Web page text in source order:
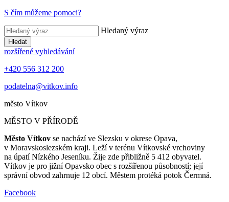
S čím můžeme pomoci?
Hledaný výraz
Hledat
rozšířené vyhledávání
+420 556 312 200
podatelna@vitkov.info
město Vítkov
MĚSTO V PŘÍRODĚ
Město Vítkov se nachází ve Slezsku v okrese Opava,
v Moravskoslezském kraji. Leží v terénu Vítkovské vrchoviny
na úpatí Nízkého Jeseníku. Žije zde přibližně 5 412 obyvatel.
Vítkov je pro jižní Opavsko obec s rozšířenou působností; její
správní obvod zahrnuje 12 obcí. Městem protéká potok Čermná.
Facebook